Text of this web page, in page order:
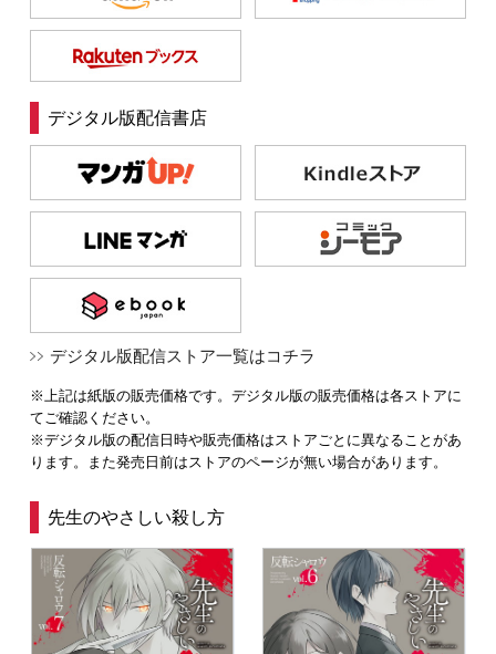
デジタル版配信書店
デジタル版配信ストア一覧はコチラ
※上記は紙版の販売価格です。デジタル版の販売価格は各ストアに
てご確認ください。
※デジタル版の配信日時や販売価格はストアごとに異なることがあ
ります。また発売日前はストアのページが無い場合があります。
先生のやさしい殺し方